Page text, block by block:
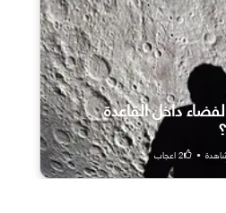
داخل القاعدة
•
2اعجاب